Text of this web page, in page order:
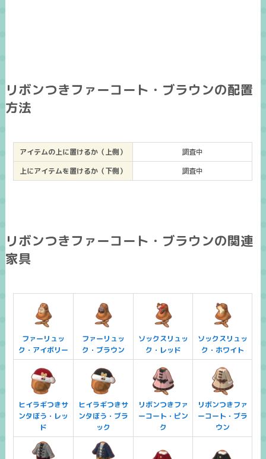
リボンつきファーコート・ブラウンの配置
方法
アイテムの上に置けるか（上側）
調査中
上にアイテムを置けるか（下側）
調査中
リボンつきファーコート・ブラウンの関連
家具
ファーリュッ
ク・アイボリー
ファーリュッ
ク・ブラウン
ソックスリュッ
ク・レッド
ソックスリュッ
ク・ホワイト
ヒイラギつきサ
ンタぼう・レッ
ド
ヒイラギつきサ
ンタぼう・ブラ
ック
リボンつきファ
ーコート・ピン
ク
リボンつきファ
ーコート・ブラ
ウン